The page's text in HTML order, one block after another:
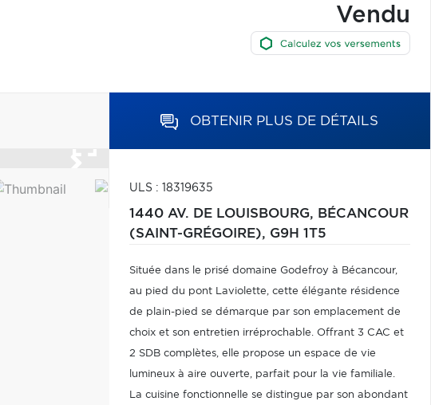
Vendu
OBTENIR PLUS DE DÉTAILS
ULS : 18319635
1440 AV. DE LOUISBOURG, BÉCANCOUR
(SAINT-GRÉGOIRE), G9H 1T5
Située dans le prisé domaine Godefroy à Bécancour,
au pied du pont Laviolette, cette élégante résidence
de plain-pied se démarque par son emplacement de
choix et son entretien irréprochable. Offrant 3 CAC et
2 SDB complètes, elle propose un espace de vie
lumineux à aire ouverte, parfait pour la vie familiale.
La cuisine fonctionnelle se distingue par son abondant